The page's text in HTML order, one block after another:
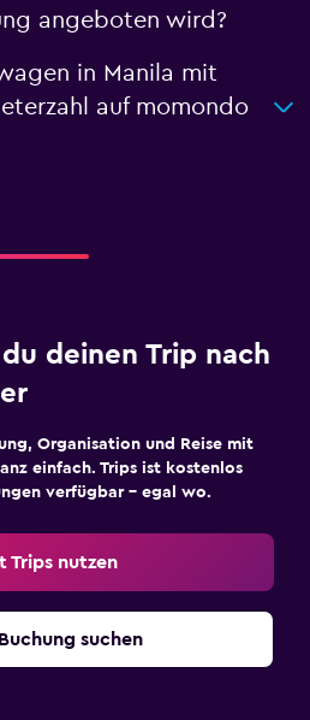
angeboten wird?
in Manila mit
auf momondo
deinen Trip nach
Organisation und Reise mit
einfach. Trips ist kostenlos
verfügbar – egal wo.
Trips nutzen
suchen